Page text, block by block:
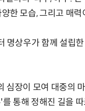
한 모습, 그리고 매
명상우가 함께 설립
심장이 모여 대중의
통해 정해진 길을